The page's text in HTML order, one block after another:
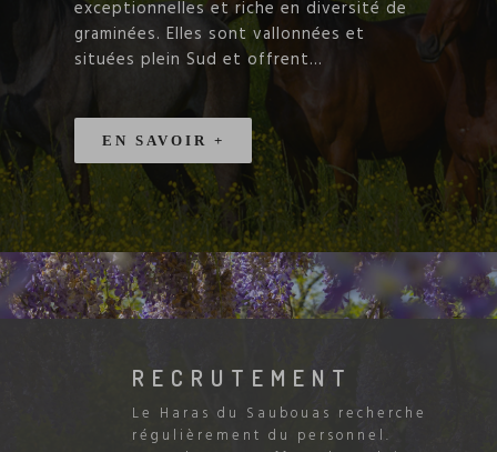
exceptionnelles et riche en diversité de
graminées. Elles sont vallonnées et
situées plein Sud et offrent...
EN SAVOIR +
RECRUTEMENT
Le Haras du Saubouas recherche
régulièrement du personnel.